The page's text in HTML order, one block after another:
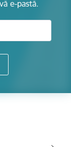
e-pastā.